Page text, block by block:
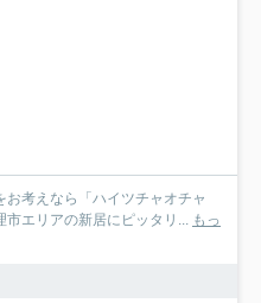
考えなら「ハイツチャオチャ
エリアの新居にピッタリ...
もっ